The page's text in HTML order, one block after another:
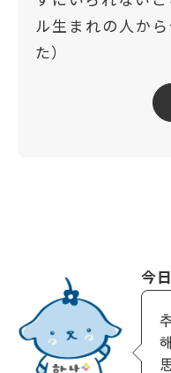
ル生まれの人か
た）
今